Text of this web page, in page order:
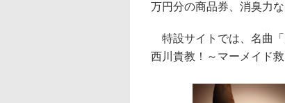
万円分の商品券、消臭力
特設サイトでは、名曲「
西川貴教！～マーメイド